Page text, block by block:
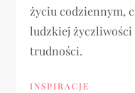
życiu codziennym,
ludzkiej
trudności.
INSPIRACJE